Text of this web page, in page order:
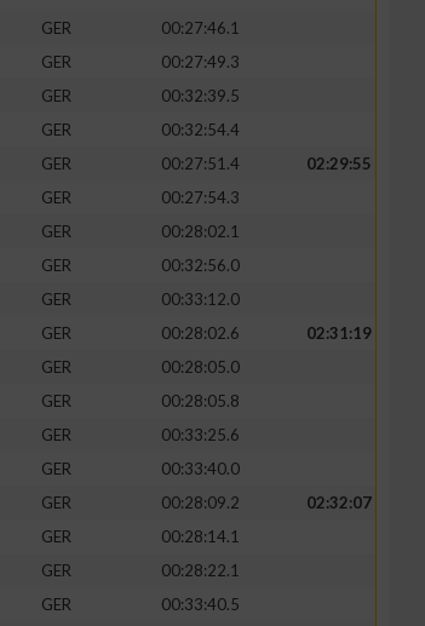
GER
00:27:46.1
GER
00:27:49.3
GER
00:32:39.5
GER
00:32:54.4
GER 00:27:51.4
02:29:55
GER
00:27:54.3
GER
00:28:02.1
GER
00:32:56.0
GER
00:33:12.0
GER 00:28:02.6
02:31:19
GER
00:28:05.0
GER
00:28:05.8
GER
00:33:25.6
GER
00:33:40.0
GER 00:28:09.2
02:32:07
GER
00:28:14.1
GER
00:28:22.1
GER
00:33:40.5